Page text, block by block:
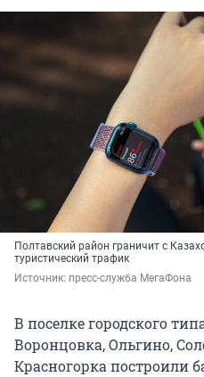
Полтавский район граничит с
туристический трафик
Источник: пресс-служба МегаФона
В поселке городского
Воронцовка, Ольгино,
Красногорка построили